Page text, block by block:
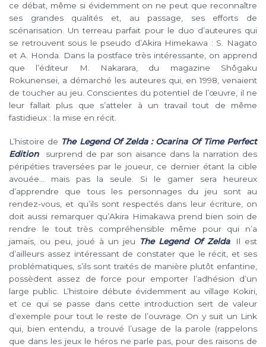
ce débat, même si évidemment on ne peut que reconnaître
ses grandes qualités et, au passage, ses efforts de
scénarisation. Un terreau parfait pour le duo d’auteures qui
se retrouvent sous le pseudo d’Akira Himekawa : S. Nagato
et A. Honda. Dans la postface très intéressante, on apprend
que l’éditeur M. Nakarara, du magazine Shôgaku
Rokunensei, a démarché les auteures qui, en 1998, venaient
de toucher au jeu. Conscientes du potentiel de l’œuvre, il ne
leur fallait plus que s’atteler à un travail tout de même
fastidieux : la mise en récit.
L’histoire de The Legend Of Zelda : Ocarina Of Time Perfect
Editionsurprend de par son aisance dans la narration des
péripéties traversées par le joueur, ce dernier étant la cible
avouée… mais pas la seule. Si le gamer sera heureux
d’apprendre que tous les personnages du jeu sont au
rendez-vous, et qu’ils sont respectés dans leur écriture, on
doit aussi remarquer qu’Akira Himakawa prend bien soin de
rendre le tout très compréhensible même pour qui n’a
jamais, ou peu, joué à un jeu
The Legend Of Zelda. Il est
d’ailleurs assez intéressant de constater que le récit, et ses
problématiques, s’ils sont traités de manière plutôt enfantine,
possèdent assez de force pour emporter l’adhésion d’un
large public. L’histoire débute évidemment au village Kokiri,
et ce qui se passe dans cette introduction sert de valeur
d’exemple pour tout le reste de l’ouvrage. On y suit un Link
qui, bien entendu, a trouvé l’usage de la parole (rappelons
que dans les jeux le héros ne parle pas, pour des raisons de